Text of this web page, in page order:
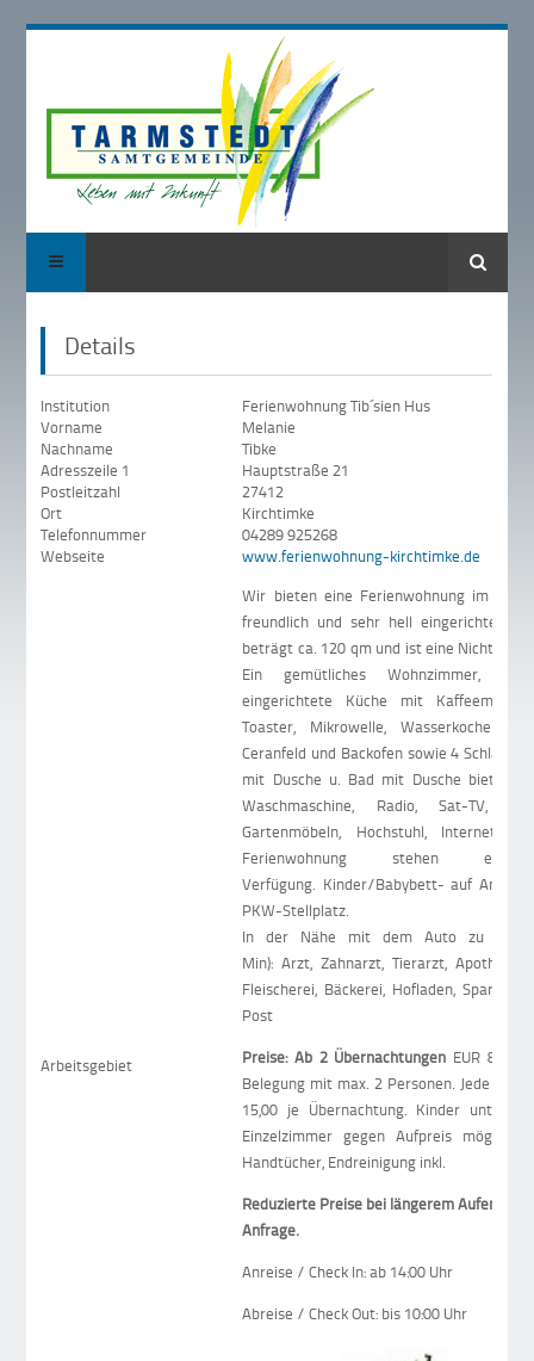
Suche
Details
Institution
Ferienwohnung Tib´sien Hus
Vorname
Melanie
Nachname
Tibke
Adresszeile 1
Hauptstraße 21
Postleitzahl
27412
Ort
Kirchtimke
Telefonnummer
04289 925268
Webseite
www.ferienwohnung-kirchtimke.de
Arbeitsgebiet
Wir bieten eine Ferienwohnung im
freundlich und sehr hell eingerichtet
beträgt ca. 120 qm und ist eine
Ein gemütliches Wohnzimmer,
eingerichtete Küche mit
Toaster, Mikrowelle, Wasserkocher,
Ceranfeld und Backofen sowie 4
mit Dusche u. Bad mit Dusche bieten
Waschmaschine, Radio, Sat-TV,
Gartenmöbeln, Hochstuhl, Internet/
Ferienwohnung stehen
Verfügung. Kinder/Babybett- auf
PKW-Stellplatz.
In der Nähe mit dem Auto zu
Min): Arzt, Zahnarzt, Tierarzt, Apotheke,
Fleischerei, Bäckerei, Hofladen,
Post
Preise:Ab 2 Übernachtungen EUR
Belegung mit max. 2 Personen. Jede
15,00 je Übernachtung. Kinder unter 5
Einzelzimmer gegen Aufpreis möglich.
Handtücher, Endreinigung inkl.
Reduzierte Preise bei längerem Aufenthalt
Anfrage.
Anreise / Check In: ab 14:00 Uhr
Abreise / Check Out: bis 10:00 Uhr